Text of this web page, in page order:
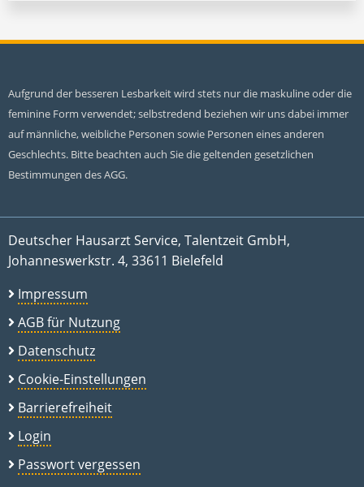
Aufgrund der besseren Lesbarkeit wird stets nur die maskuline oder die
feminine Form verwendet; selbstredend beziehen wir uns dabei immer
auf männliche, weibliche Personen sowie Personen eines anderen
Geschlechts. Bitte beachten auch Sie die geltenden gesetzlichen
Bestimmungen des AGG.
Deutscher Hausarzt Service, Talentzeit GmbH,
Johanneswerkstr. 4, 33611 Bielefeld
Impressum
AGB für Nutzung
Datenschutz
Cookie-Einstellungen
Barrierefreiheit
Login
Passwort vergessen